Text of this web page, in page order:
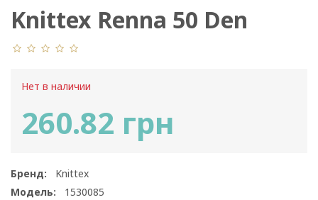
Knittex Renna 50 Den
Нет в наличии
260.82 грн
Бренд:
Knittex
Модель:
1530085